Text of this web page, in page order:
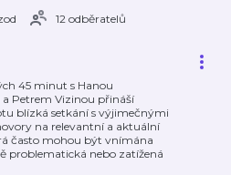
12 odběratelů
45 minut s Hanou
a Petrem Vizinou přináší
blízká setkání s výjimečnými
na relevantní a aktuální
často mohou být vnímána
problematická nebo zatížená